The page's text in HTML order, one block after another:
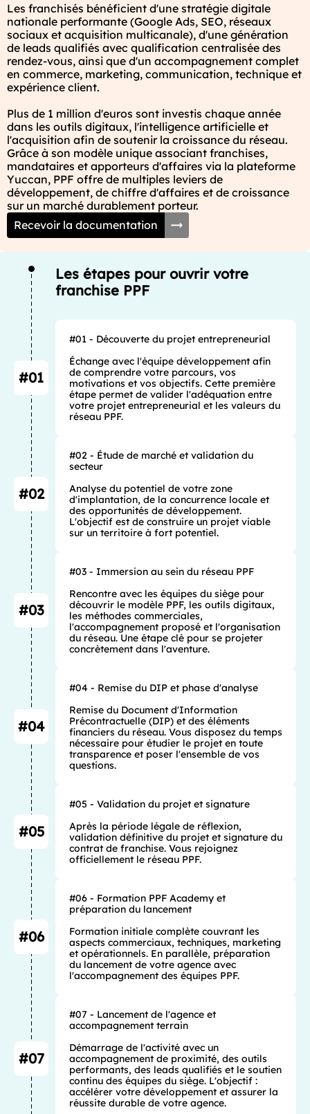
Les franchisés bénéficient d'une stratégie digitale
nationale performante (Google Ads, SEO, réseaux
sociaux et acquisition multicanale), d'une génération
de leads qualifiés avec qualification centralisée des
rendez-vous, ainsi que d'un accompagnement complet
en commerce, marketing, communication, technique et
expérience client.
Plus de 1 million d'euros sont investis chaque année
dans les outils digitaux, l'intelligence artificielle et
l'acquisition afin de soutenir la croissance du réseau.
Grâce à son modèle unique associant franchises,
mandataires et apporteurs d'affaires via la plateforme
Yuccan, PPF offre de multiples leviers de
développement, de chiffre d'affaires et de croissance
sur un marché durablement porteur.
Recevoir la documentation
Les étapes pour ouvrir votre
franchise PPF
#01
#01 - Découverte du projet entrepreneurial
Échange avec l'équipe développement afin
de comprendre votre parcours, vos
motivations et vos objectifs. Cette première
étape permet de valider l'adéquation entre
votre projet entrepreneurial et les valeurs du
réseau PPF.
#02
#02 - Étude de marché et validation du
secteur
Analyse du potentiel de votre zone
d'implantation, de la concurrence locale et
des opportunités de développement.
L'objectif est de construire un projet viable
sur un territoire à fort potentiel.
#03
#03 - Immersion au sein du réseau PPF
Rencontre avec les équipes du siège pour
découvrir le modèle PPF, les outils digitaux,
les méthodes commerciales,
l'accompagnement proposé et l'organisation
du réseau. Une étape clé pour se projeter
concrètement dans l'aventure.
#04
#04 - Remise du DIP et phase d'analyse
Remise du Document d'Information
Précontractuelle (DIP) et des éléments
financiers du réseau. Vous disposez du temps
nécessaire pour étudier le projet en toute
transparence et poser l'ensemble de vos
questions.
#05
#05 - Validation du projet et signature
Après la période légale de réflexion,
validation définitive du projet et signature du
contrat de franchise. Vous rejoignez
officiellement le réseau PPF.
#06
#06 - Formation PPF Academy et
préparation du lancement
Formation initiale complète couvrant les
aspects commerciaux, techniques, marketing
et opérationnels. En parallèle, préparation
du lancement de votre agence avec
l'accompagnement des équipes PPF.
#07
#07 - Lancement de l'agence et
accompagnement terrain
Démarrage de l'activité avec un
accompagnement de proximité, des outils
performants, des leads qualifiés et le soutien
continu des équipes du siège. L'objectif :
accélérer votre développement et assurer la
réussite durable de votre agence.